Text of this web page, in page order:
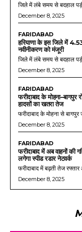
जिले में लंबे समय से बदहाल
December 8, 2025
FARIDABAD
हरियाणा के इस जिले में
नवीनीकरण को मंजूरी
जिले में लंबे समय से बदहाल
December 8, 2025
FARIDABAD
फरीदाबाद के
हादसों का खतरा तेज
फरीदाबाद के मोहना से बागपुर
December 8, 2025
FARIDABAD
फरीदाबाद में अब वाहनों की
लगेगा स्पीड रडार नेटवर्क
फरीदाबाद में बढ़ती तेज
December 8, 2025